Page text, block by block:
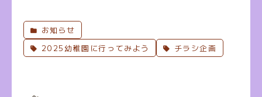
お知らせ
2025幼稚園に行ってみよう
チラシ企画